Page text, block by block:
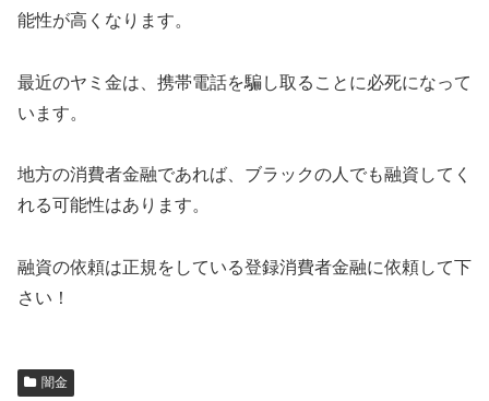
能性が高くなります。
最近のヤミ金は、携帯電話を騙し取ることに必死になって
います。
地方の消費者金融であれば、ブラックの人でも融資してく
れる可能性はあります。
融資の依頼は正規をしている登録消費者金融に依頼して下
さい！
闇金